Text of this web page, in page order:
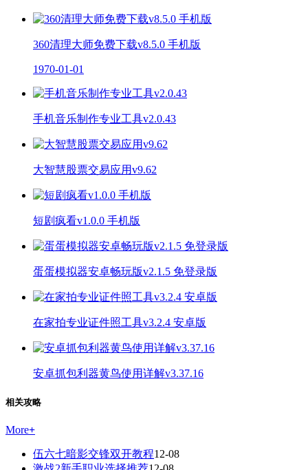
360清理大师免费下载v8.5.0 手机版
1970-01-01
手机音乐制作专业工具v2.0.43
大智慧股票交易应用v9.62
短剧疯看v1.0.0 手机版
蛋蛋模拟器安卓畅玩版v2.1.5 免登录版
在家拍专业证件照工具v3.2.4 安卓版
安卓抓包利器黄鸟使用详解v3.37.16
相关攻略
More+
伍六七暗影交锋双开教程12-08